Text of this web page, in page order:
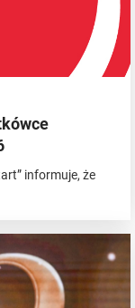
informuje, że